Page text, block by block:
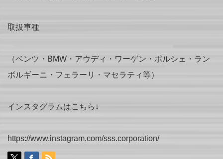
取扱車種
（ベンツ・BMW・アウディ・ワーゲン・ポルシェ・ラン
ボルギーニ・フェラーリ・マセラティ等）
インスタグラムはこちら↓
https://www.instagram.com/sss.corporation/